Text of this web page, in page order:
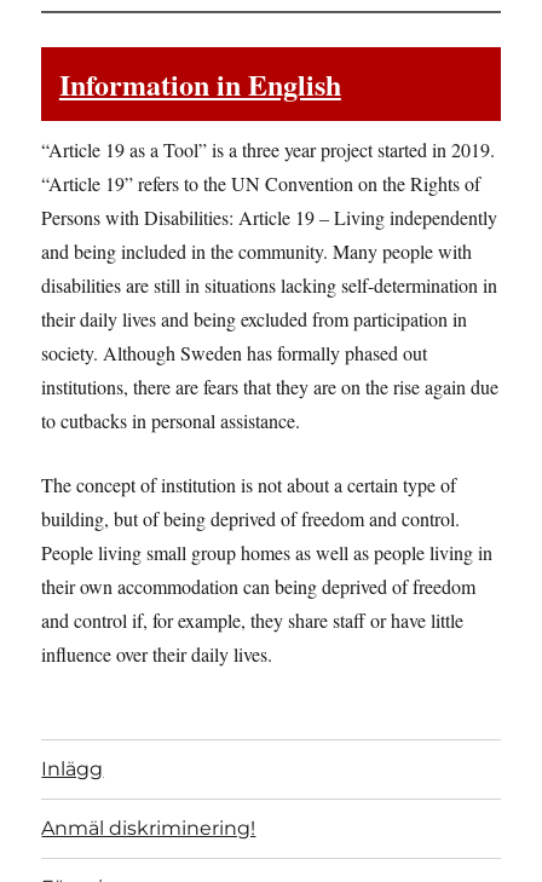
Information in English
“Article 19 as a Tool” is a three year project started in 2019.
“Article 19” refers to the UN Convention on the Rights of
Persons with Disabilities: Article 19 – Living independently
and being included in the community. Many people with
disabilities are still in situations lacking self-determination in
their daily lives and being excluded from participation in
society. Although Sweden has formally phased out
institutions, there are fears that they are on the rise again due
to cutbacks in personal assistance.
The concept of institution is not about a certain type of
building, but of being deprived of freedom and control.
People living small group homes as well as people living in
their own accommodation can being deprived of freedom
and control if, for example, they share staff or have little
influence over their daily lives.
Inlägg
Anmäl diskriminering!